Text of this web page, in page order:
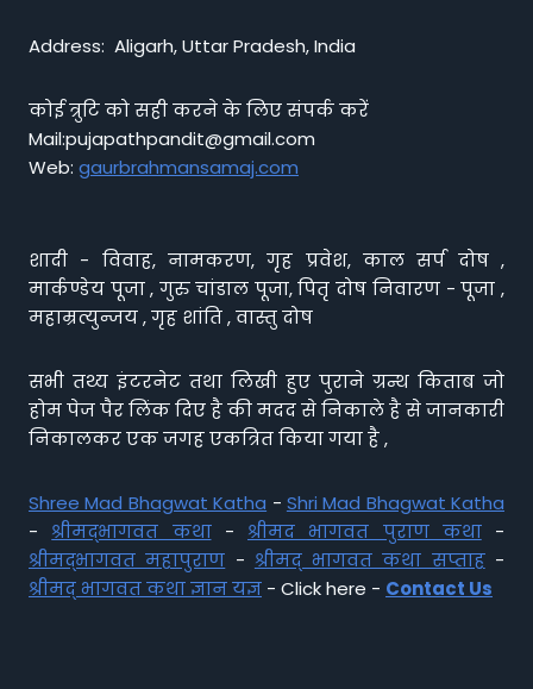
Address: Aligarh, Uttar Pradesh, India
कोई त्रुटि को सही करने के लिए संपर्क करें
Mail:pujapathpandit@gmail.com
Web: gaurbrahmansamaj.com
शादी - विवाह, नामकरण, गृह प्रवेश, काल सर्प दोष ,
मार्कण्डेय पूजा , गुरु चांडाल पूजा, पितृ दोष निवारण - पूजा ,
महाम्रत्युन्जय , गृह शांति , वास्तु दोष
सभी तथ्य इंटरनेट तथा लिखी हुए पुराने ग्रन्थ किताब जो
होम पेज पैर लिंक दिए है की मदद से निकाले है से जानकारी
निकालकर एक जगह एकत्रित किया गया है ,
Shree Mad Bhagwat Katha - Shri Mad Bhagwat Katha
- श्रीमद्भागवत कथा- श्रीमद भागवत पुराण कथा-
श्रीमद्भागवत महापुराण - श्रीमद् भागवत कथा सप्ताह-
श्रीमद् भागवत कथा ज्ञान यज्ञ - Click here - Contact Us